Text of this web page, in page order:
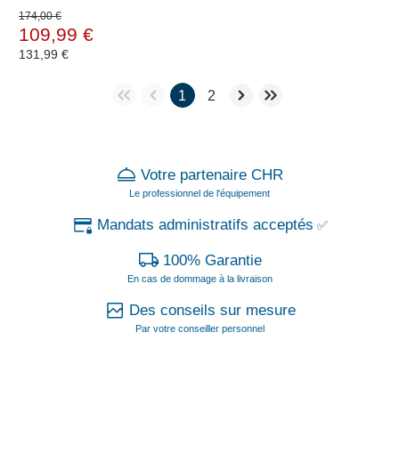
174,00 €
109,99 €
131,99 €
1 2
Votre partenaire CHR
Le professionnel de l'équipement
Mandats administratifs acceptés ✅
100% Garantie
En cas de dommage à la livraison
Des conseils sur mesure
Par votre conseiller personnel